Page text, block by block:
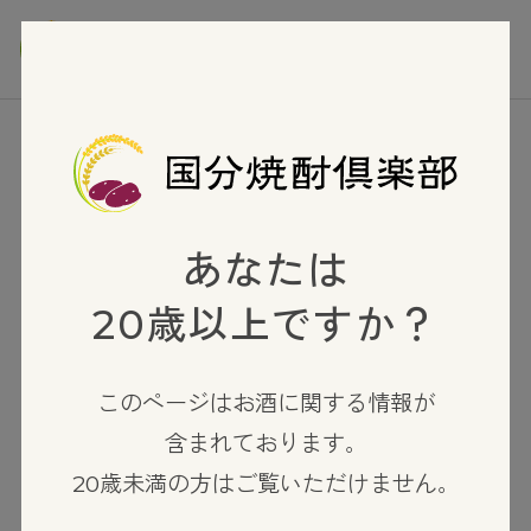
あなたは
20歳以上ですか？
このページはお酒に関する情報が
含まれております。
20歳未満の方はご覧いただけません。
黒糖焼酎